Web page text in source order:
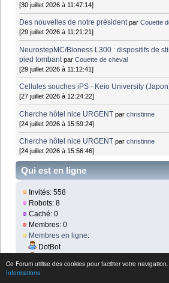
Ce Forum utilise des cookies pour faciliter votre navigation.
Informations
[30 juillet 2026 à 11:47:14]
Des nouvelles de notre président parCouette
[29 juillet 2026 à 11:21:21]
NeurostepMC/Bioness L300 : dispositifs de
pied tombant parCouette de cheval
[29 juillet 2026 à 11:12:41]
Cellules souches iPS - Keio University
[27 juillet 2026 à 12:24:22]
Cherche hôtel nice URGENT parchristinne
[24 juillet 2026 à 15:59:24]
Cherche hôtel nice URGENT parchristinne
[24 juillet 2026 à 15:56:46]
Qui est en ligne
Invités: 558
Robots: 8
Caché: 0
Membres: 0
Membres en ligne:
DotBot